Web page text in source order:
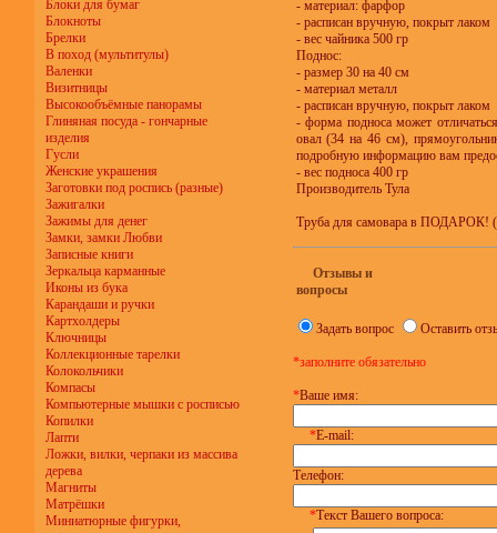
Блоки для бумаг
Блокноты
Брелки
В поход (мультитулы)
Валенки
Визитницы
Высокообъёмные панорамы
Глиняная посуда - гончарные
изделия
Гусли
Женские украшения
Заготовки под роспись (разные)
Зажигалки
Зажимы для денег
Замки, замки Любви
Записные книги
Зеркальца карманные
Иконы из бука
Карандаши и ручки
Картхолдеры
Ключницы
Коллекционные тарелки
Колокольчики
Компасы
Компьютерные мышки с росписью
Копилки
Лапти
Ложки, вилки, черпаки из массива
дерева
Магниты
Матрёшки
Миниатюрные фигурки,
- материал: фарфор
- расписан вручную, покрыт лаком
- вес чайника 500 гр
Поднос:
- размер 30 на 40 см
- материал металл
- расписан вручную, покрыт лаком
- форма подноса может
овал (34 на 46 см),
подробную информацию вам
- вес подноса 400 гр
Производитель Тула
Труба для самовара в ПОДАРОК!
Отзывы и
вопросы
Задать вопрос Оставить
*заполните обязательно
*Ваше имя:
*E-mail:
Телефон:
*Текст Вашего вопроса: